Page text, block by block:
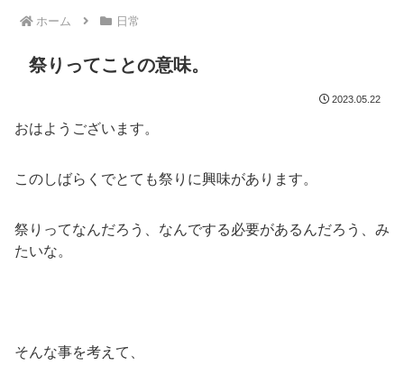
ホーム 日常
祭りってことの意味。
2023.05.22
おはようございます。
このしばらくでとても祭りに興味があります。
祭りってなんだろう、なんでする必要があるんだろう、み
たいな。
そんな事を考えて、